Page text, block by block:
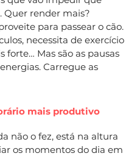
Quer render mais?
para passear o cão.
necessita de exercício
forte… Mas são as pausas
Carregue as
mais produtivo
não o fez, está na altura
os momentos do dia em